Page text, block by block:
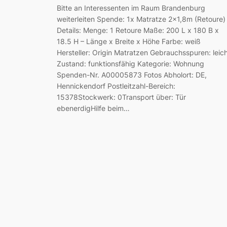
Bitte an Interessenten im Raum Brandenburg
weiterleiten Spende: 1x Matratze 2×1,8m (Retoure)
Details: Menge: 1 Retoure Maße: 200 L x 180 B x
18.5 H – Länge x Breite x Höhe Farbe: weiß
Hersteller: Origin Matratzen Gebrauchsspuren:
Zustand: funktionsfähig Kategorie: Wohnung
Spenden-Nr. A00005873 Fotos Abholort: DE,
Hennickendorf Postleitzahl-Bereich:
15378Stockwerk: 0Transport über: Tür
ebenerdigHilfe beim…